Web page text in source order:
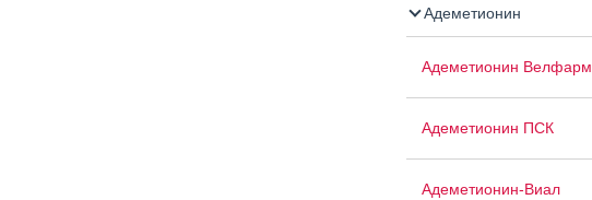
Адеметионин
Адеметионин Велфарм
Адеметионин ПСК
Адеметионин-Виал